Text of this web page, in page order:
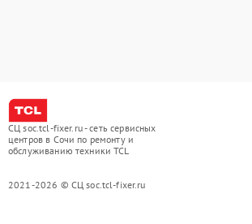
СЦ soc.tcl-fixer.ru - сеть сервисных
центров в Сочи по ремонту и
обслуживанию техники TCL
2021-2026 © СЦ soc.tcl-fixer.ru